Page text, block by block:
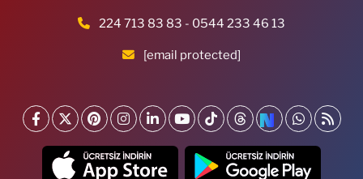
224 713 83 83 - 0544 233 46 13
[email protected]